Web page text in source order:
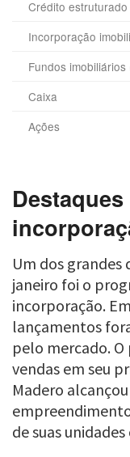
Crédito estruturado
Incorporação
Fundos imobiliários
Caixa
Ações
Um dos
janeiro foi o
incorporação.
lançamentos
pelo mercado.
vendas em seu
Madero
de suas